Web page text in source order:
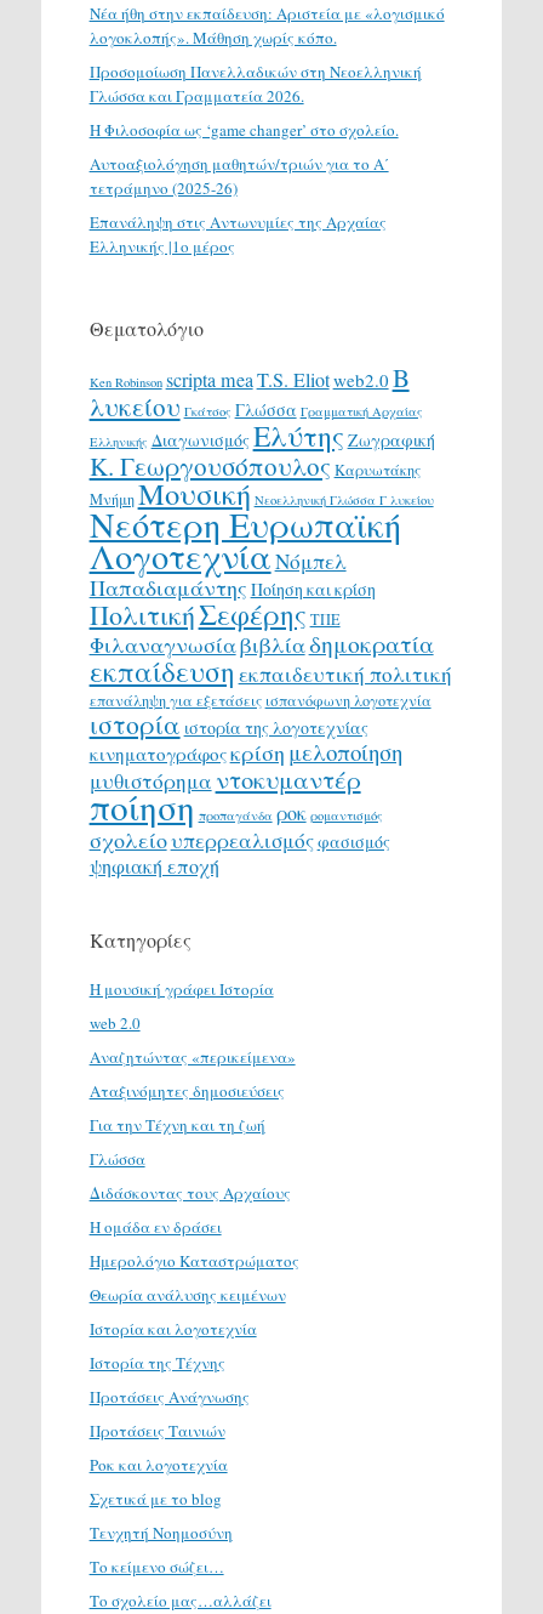
Νέα ήθη στην εκπαίδευση: Αριστεία με «λογισμικό
λογοκλοπής». Μάθηση χωρίς κόπο.
Προσομοίωση Πανελλαδικών στη Νεοελληνική
Γλώσσα και Γραμματεία 2026.
H Φιλοσοφία ως ‘game changer’ στο σχολείο.
Αυτοαξιολόγηση μαθητών/τριών για το Α΄
τετράμηνο (2025-26)
Επανάληψη στις Αντωνυμίες της Αρχαίας
Ελληνικής |1ο μέρος
Θεματολόγιο
Ken Robinson scripta meaT.S. Eliotweb2.0 Β
λυκείου Γκάτσος Γλώσσα Γραμματική Αρχαίας
Ελληνικής ΔιαγωνισμόςΕλύτης Ζωγραφική
Κ. Γεωργουσόπουλος Καρυωτάκης
ΜνήμηΜουσική Νεοελληνική Γλώσσα Γ λυκείου
Νεότερη Ευρωπαϊκή
ΛογοτεχνίαΝόμπελ
Παπαδιαμάντης Ποίηση και κρίση
ΠολιτικήΣεφέρης ΤΠΕ
Φιλαναγνωσίαβιβλίαδημοκρατία
εκπαίδευση εκπαιδευτική πολιτική
επανάληψη για εξετάσεις ισπανόφωνη λογοτεχνία
ιστορία ιστορία της λογοτεχνίας
κινηματογράφοςκρίση μελοποίηση
μυθιστόρημα ντοκυμαντέρ
ποίηση προπαγάνδα ροκ ρομαντισμός
σχολείουπερρεαλισμόςφασισμός
ψηφιακή εποχή
Κατηγορίες
H μουσική γράφει Ιστορία
web 2.0
Αναζητώντας «περικείμενα»
Αταξινόμητες δημοσιεύσεις
Για την Τέχνη και τη ζωή
Γλώσσα
Διδάσκοντας τους Αρχαίους
Η ομάδα εν δράσει
Ημερολόγιο Καταστρώματος
Θεωρία ανάλυσης κειμένων
Ιστορία και λογοτεχνία
Ιστορία της Τέχνης
Προτάσεις Ανάγνωσης
Προτάσεις Ταινιών
Ροκ και λογοτεχνία
Σχετικά με το blog
Τενχητή Νοημοσύνη
Το κείμενο σώζει…
Το σχολείο μας…αλλάζει